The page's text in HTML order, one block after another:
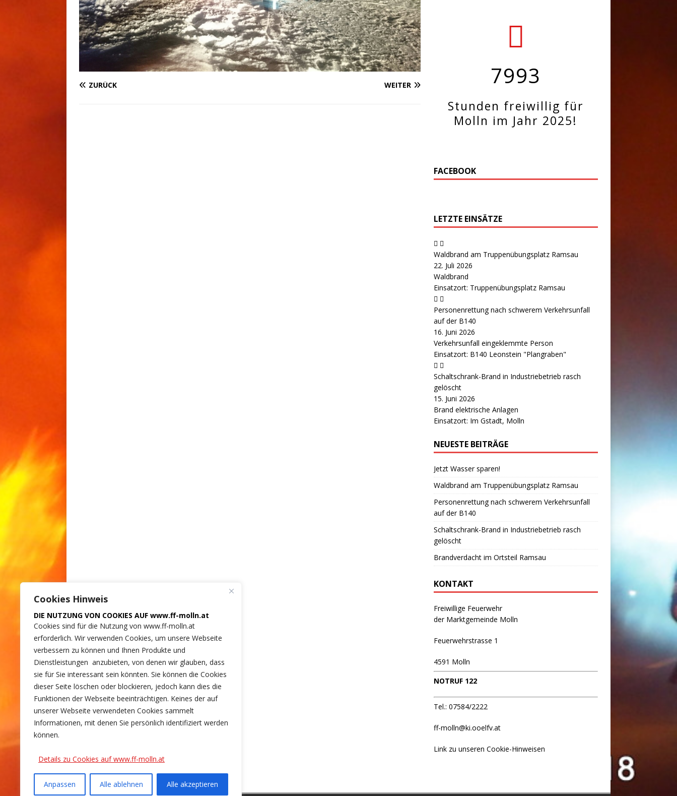
Cookies Hinweis
DIE NUTZUNG VON COOKIES AUF www.ff-molln.at
Cookies sind für die Nutzung von www.ff-molln.at
erforderlich. Wir verwenden Cookies, um unsere Webseite
verbessern zu können und Ihnen Produkte und
Dienstleistungen anzubieten, von denen wir glauben, dass
sie für Sie interessant sein könnten. Sie können die Cookies
dieser Seite löschen oder blockieren, jedoch kann dies die
Funktionen der Webseite beeinträchtigen. Keines der auf
unserer Webseite verwendeten Cookies sammelt
Informationen, mit denen Sie persönlich identifiziert werden
können.
Details zu Cookies auf www.ff-molln.at
Anpassen Alle ablehnen Alle akzeptieren
ZURÜCK WEITER 7993
Stunden freiwillig für
Molln im Jahr 2025!
FACEBOOK
LETZTE EINSÄTZE
Waldbrand am Truppenübungsplatz Ramsau
22. Juli 2026
Waldbrand
Einsatzort: Truppenübungsplatz Ramsau
Personenrettung nach schwerem Verkehrsunfall
auf der B140
16. Juni 2026
Verkehrsunfall eingeklemmte Person
Einsatzort: B140 Leonstein "Plangraben"
Schaltschrank-Brand in Industriebetrieb rasch
gelöscht
15. Juni 2026
Brand elektrische Anlagen
Einsatzort: Im Gstadt, Molln
NEUESTE BEITRÄGE
Jetzt Wasser sparen!
Waldbrand am Truppenübungsplatz Ramsau
Personenrettung nach schwerem Verkehrsunfall
auf der B140
Schaltschrank-Brand in Industriebetrieb rasch
gelöscht
Brandverdacht im Ortsteil Ramsau
KONTAKT
Freiwillige Feuerwehr
der Marktgemeinde Molln
Feuerwehrstrasse 1
4591 Molln
NOTRUF 122
Tel.: 07584/2222
ff-molln@ki.ooelfv.at
Link zu unseren Cookie-Hinweisen